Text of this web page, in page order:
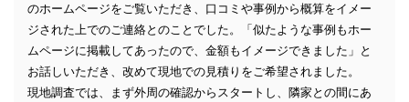
のホームページをご覧いただき、口コミや事例から概算をイメー
ジされた上でのご連絡とのことでした。「似たような事例もホー
ムページに掲載してあったので、金額もイメージできました」と
お話しいただき、改めて現地での見積りをご希望されました。
現地調査では、まず外周の確認からスタートし、隣家との間にあ